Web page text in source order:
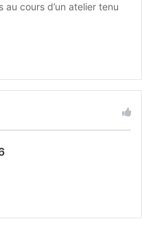
cours d’un atelier tenu